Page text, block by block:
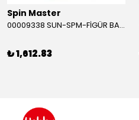
Spin Master
00009338 SUN-SPM-FİGÜR BATMAN NİNJA STRIKE 30 CM. EXC.
₺ 1,612.83